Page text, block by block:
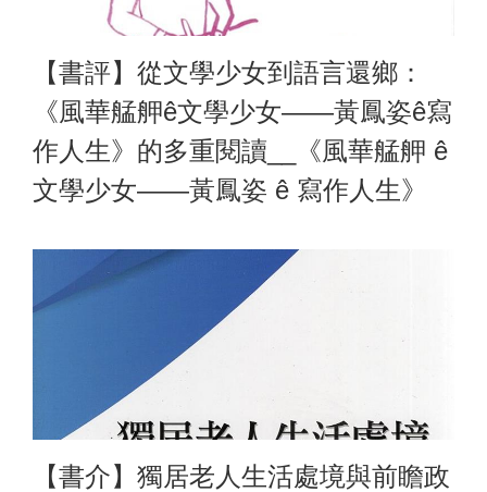
【書評】從文學少女到語言還鄉：
《風華艋舺ê文學少女——黃鳳姿ê寫
作人生》的多重閱讀__《風華艋舺 ê
文學少女——黃鳳姿 ê 寫作人生》
【書介】獨居老人生活處境與前瞻政